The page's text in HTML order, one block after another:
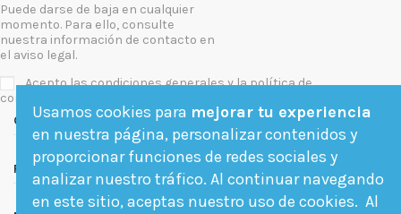
Puede darse de baja en cualquier
momento. Para ello, consulte
nuestra información de contacto en
el aviso legal.
Acepto las condiciones generales y la política de
confidencialidad
Contact us
Follow us
Usamos cookies para mejorar tu experiencia
en nuestra página, personalizar contenidos y
proporcionar funciones de redes sociales y
analizar nuestro tráfico. Al continuar navegando
en este sitio, aceptas nuestro uso de cookies. Al